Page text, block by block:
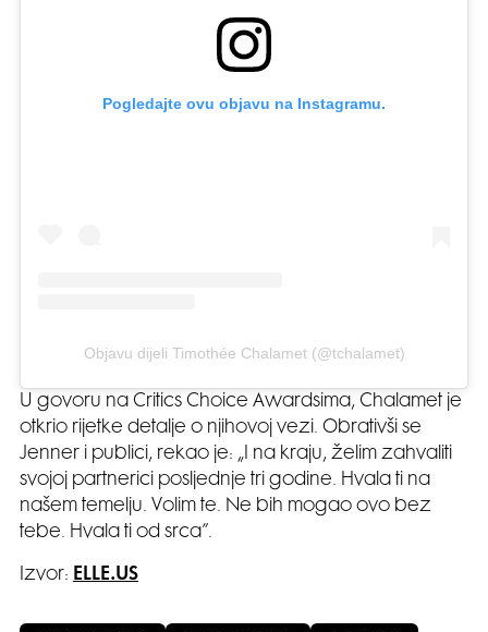
Pogledajte ovu objavu na Instagramu.
Objavu dijeli Timothée Chalamet (@tchalamet)
U govoru na Critics Choice Awardsima, Chalamet je
otkrio rijetke detalje o njihovoj vezi. Obrativši se
Jenner i publici, rekao je: „I na kraju, želim zahvaliti
svojoj partnerici posljednje tri godine. Hvala ti na
našem temelju. Volim te. Ne bih mogao ovo bez
tebe. Hvala ti od srca”.
Izvor: ELLE.US